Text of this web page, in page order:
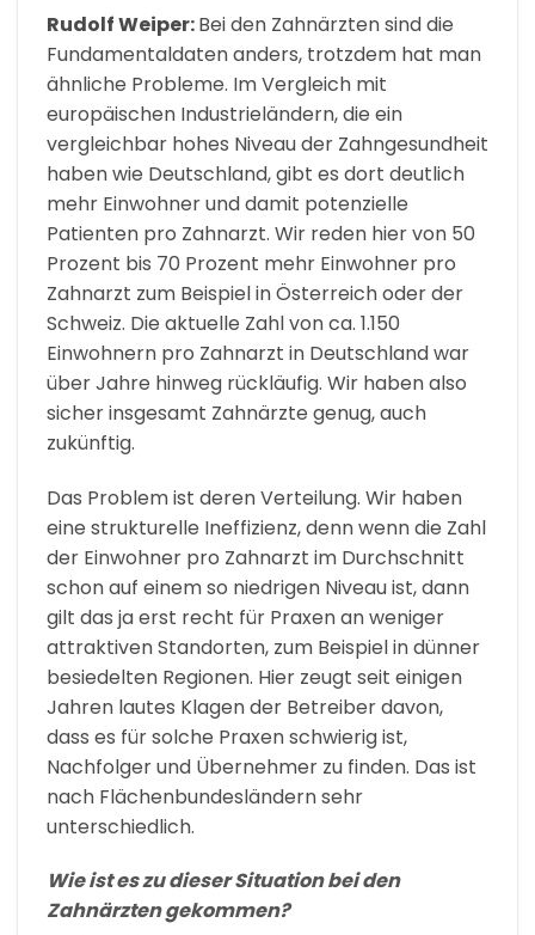
Rudolf Weiper:Bei den Zahnärzten sind die
Fundamentaldaten anders, trotzdem hat man
ähnliche Probleme. Im Vergleich mit
europäischen Industrieländern, die ein
vergleichbar hohes Niveau der Zahngesundheit
haben wie Deutschland, gibt es dort deutlich
mehr Einwohner und damit potenzielle
Patienten pro Zahnarzt. Wir reden hier von 50
Prozent bis 70 Prozent mehr Einwohner pro
Zahnarzt zum Beispiel in Österreich oder der
Schweiz. Die aktuelle Zahl von ca. 1.150
Einwohnern pro Zahnarzt in Deutschland war
über Jahre hinweg rückläufig. Wir haben also
sicher insgesamt Zahnärzte genug, auch
zukünftig.
Das Problem ist deren Verteilung. Wir haben
eine strukturelle Ineffizienz, denn wenn die Zahl
der Einwohner pro Zahnarzt im Durchschnitt
schon auf einem so niedrigen Niveau ist, dann
gilt das ja erst recht für Praxen an weniger
attraktiven Standorten, zum Beispiel in dünner
besiedelten Regionen. Hier zeugt seit einigen
Jahren lautes Klagen der Betreiber davon,
dass es für solche Praxen schwierig ist,
Nachfolger und Übernehmer zu finden. Das ist
nach Flächenbundesländern sehr
unterschiedlich.
Wie ist es zu dieser Situation bei den
Zahnärzten gekommen?